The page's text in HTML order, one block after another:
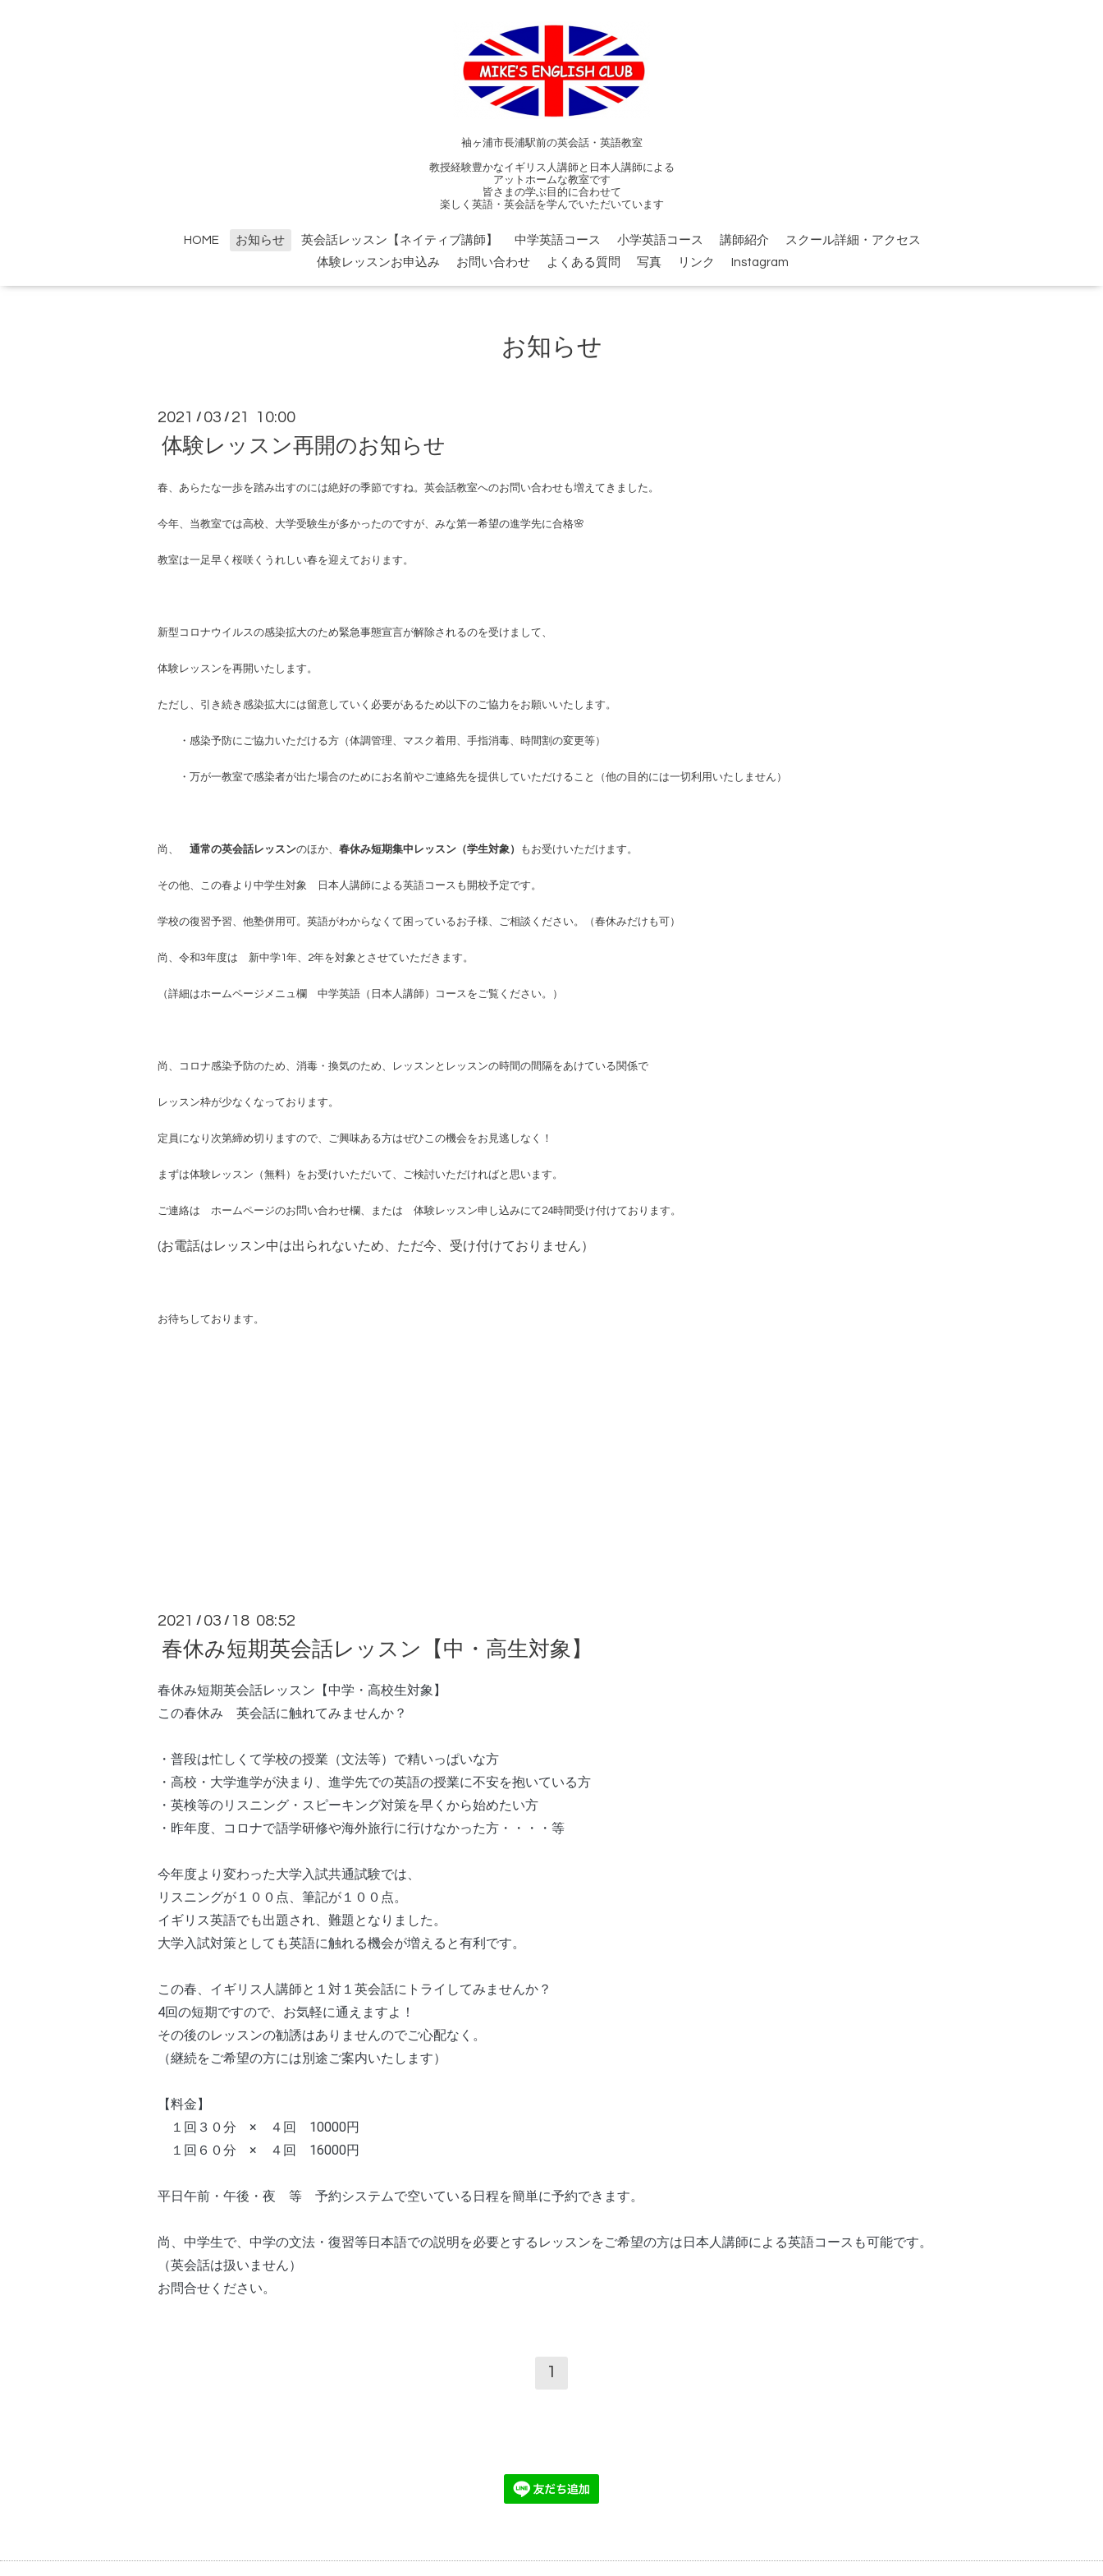
袖ヶ浦市長浦駅前の英会話・英語教室
教授経験豊かなイギリス人講師と日本人講師による
アットホームな教室です
皆さまの学ぶ目的に合わせて
楽しく英語・英会話を学んでいただいています
HOME お知らせ 英会話レッスン【ネイティブ講師】 中学英語コース 小学英語コース 講師紹介
スクール詳細・アクセス
体験レッスンお申込み
お問い合わせ よくある質問 写真 リンク Instagram
お知らせ
2021 / 03 / 21 10:00
体験レッスン再開のお知らせ
春、あらたな一歩を踏み出すのには絶好の季節ですね。英会話教室へのお問い合わせも増えてきました。
今年、当教室では高校、大学受験生が多かったのですが、みな第一希望の進学先に合格🌸
教室は一足早く桜咲くうれしい春を迎えております。
新型コロナウイルスの感染拡大のため緊急事態宣言が解除されるのを受けまして、
体験レッスンを再開いたします。
ただし、引き続き感染拡大には留意していく必要があるため以下のご協力をお願いいたします。
・感染予防にご協力いただける方（体調管理、マスク着用、手指消毒、時間割の変更等）
・万が一教室で感染者が出た場合のためにお名前やご連絡先を提供していただけること（他の目的には一切利用いたしません）
尚、 通常の英会話レッスンのほか、 春休み短期集中レッスン（学生対象） もお受けいただけます。
その他、この春より中学生対象 日本人講師による英語コースも開校予定です。
学校の復習予習、他塾併用可。英語がわからなくて困っているお子様、ご相談ください。（春休みだけも可）
尚、令和3年度は 新中学1年、2年を対象とさせていただきます。
（詳細はホームページメニュ欄 中学英語（日本人講師）コースをご覧ください。）
尚、コロナ感染予防のため、消毒・換気のため、レッスンとレッスンの時間の間隔をあけている関係で
レッスン枠が少なくなっております。
定員になり次第締め切りますので、ご興味ある方はぜひこの機会をお見逃しなく！
まずは体験レッスン（無料）をお受けいただいて、ご検討いただければと思います。
ご連絡は ホームページのお問い合わせ欄、または 体験レッスン申し込みにて24時間受け付けております。
(お電話はレッスン中は出られないため、ただ今、受け付けておりません）
お待ちしております。
2021 / 03 / 18 08:52
春休み短期英会話レッスン【中・高生対象】
春休み短期英会話レッスン【中学・高校生対象】
この春休み　英会話に触れてみませんか？
・普段は忙しくて学校の授業（文法等）で精いっぱいな方
・高校・大学進学が決まり、進学先での英語の授業に不安を抱いている方
・英検等のリスニング・スピーキング対策を早くから始めたい方
・昨年度、コロナで語学研修や海外旅行に行けなかった方・・・・等
今年度より変わった大学入試共通試験では、
リスニングが１００点、筆記が１００点。
イギリス英語でも出題され、難題となりました。
大学入試対策としても英語に触れる機会が増えると有利です。
この春、イギリス人講師と１対１英会話にトライしてみませんか？
4回の短期ですので、お気軽に通えますよ！
その後のレッスンの勧誘はありませんのでご心配なく。
（継続をご希望の方には別途ご案内いたします）
【料金】
１回３０分　×　４回　10000円
１回６０分　×　４回　16000円
平日午前・午後・夜　等　予約システムで空いている日程を簡単に予約できます。
尚、中学生で、中学の文法・復習等日本語での説明を必要とするレッスンをご希望の方は日本人講師による英語コースも可能です。
（英会話は扱いません）
お問合せください。
1